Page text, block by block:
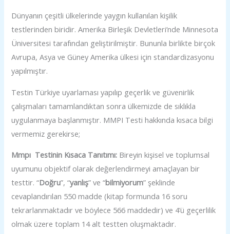
Dünyanın çeşitli ülkelerinde yaygın kullanılan kişilik
testlerinden biridir. Amerika Birleşik Devletleri’nde Minnesota
Üniversitesi tarafından geliştirilmiştir. Bununla birlikte birçok
Avrupa, Asya ve Güney Amerika ülkesi için standardizasyonu
yapılmıştır.
Testin Türkiye uyarlaması yapılıp geçerlik ve güvenirlik
çalışmaları tamamlandıktan sonra ülkemizde de sıklıkla
uygulanmaya başlanmıştır. MMPI Testi hakkında kısaca bilgi
vermemiz gerekirse;
Mmpı Testinin Kısaca Tanıtımı: Bireyin kişisel ve toplumsal
uyumunu objektif olarak değerlendirmeyi amaçlayan bir
testtir. “Doğru”, “yanlış” ve “bilmiyorum” şeklinde
cevaplandırılan 550 madde (kitap formunda 16 soru
tekrarlanmaktadır ve böylece 566 maddedir) ve 4’ü geçerlilik
olmak üzere toplam 14 alt testten oluşmaktadır.